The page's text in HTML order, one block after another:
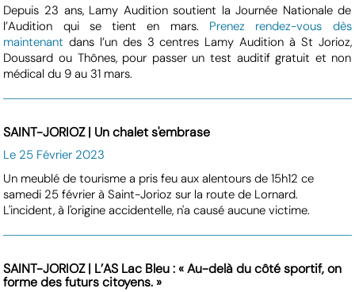
Depuis 23 ans, Lamy Audition soutient la Journée Nationale de
l’Audition qui se tient en mars. Prenez rendez-vous dès
maintenant dans l’un des 3 centres Lamy Audition à St Jorioz,
Doussard ou Thônes, pour passer un test auditif gratuit et non
médical du 9 au 31 mars.
SAINT-JORIOZ | Un chalet s'embrase
Le 25 Février 2023
Un meublé de tourisme a pris feu aux alentours de 15h12 ce
samedi 25 février à Saint-Jorioz sur la route de Lornard.
L'incident, à l'origine accidentelle, n'a causé aucune victime.
SAINT-JORIOZ | L’AS Lac Bleu : « Au-delà du côté sportif, on
forme des futurs citoyens. »